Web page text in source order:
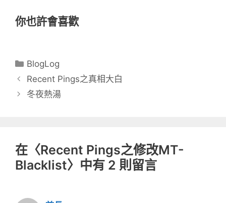
你也許會喜歡
分
類
BlogLog
Recent Pings之真相大白
冬夜熱湯
在〈Recent Pings之修改MT-
Blacklist〉中有 2 則留言